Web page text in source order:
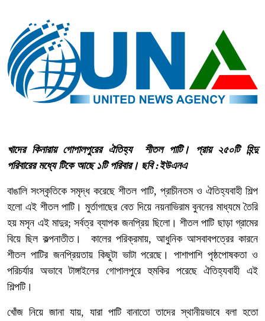
খাদের কিনারায় গোপালপুরের ঐতিহ্য শীতল পাটি। প্রায় ২৫০টি হিন্দু
পরিবারের মধ্যে টিকে আছে ১টি পরিবার। ছবি :ইউএনএ
বাঙালি সংস্কৃতিকে সমৃদ্ধ করেছে শীতল পাটি, প্রাচীনতম ও ঐতিহ্যবাহী শিল্প
হলো এই শীতল পাটি। মুর্তাগাছের বেত দিয়ে নয়নাভিরাম বুননের মাধ্যমে তৈরি
হয় মসৃন এই মাদুর; সর্বত্র ব্যাপক জনপ্রিয় ছিলো। শীতল পাটি ছাড়া গ্রামের
বিয়ে ছিল কল্পনাতীত। কালের পরিক্রমায়, আধুনিক আসবাবপত্রের কারনে
শীতল পাটির জনপ্রিয়তায় কিছুটা ভাটা পরেছে। পাশাপাশি পৃষ্ঠপোষকতা ও
পরিচর্যার অভাবে টাঙ্গাইলের গোপালপুরে হুমকির পরেছে ঐতিহ্যবাহী এই
শিল্পটি।
খোঁজ নিয়ে জানা যায়, যারা পাটি বানাতো তাদের স্থানীয়ভাবে বলা হতো